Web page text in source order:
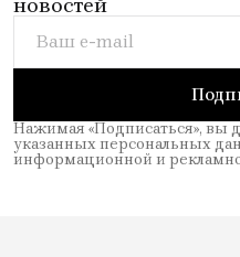
новостей
Нажимая «Подписаться», вы
указанных персональных
информационной и